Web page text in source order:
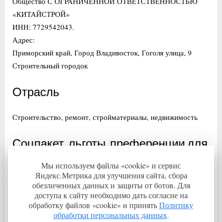
«КИТАЙСТРОЙ»
ИНН: 7729542043.
Адрес:
Приморский край, Город Владивосток, Гоголя улица, 9
Строительный городок
Отрасль
Строительство, ремонт, стройматериалы, недвижимость
Соцпакет, льготы, преференции для
сотрудников
Регион трудоустройства
Приморский край.
Мы используем файлы «cookie» и сервис
Яндекс.Метрика для улучшения сайта, сбора
обезличенных данных и защиты от ботов. Для
доступа к сайту необходимо дать согласие на
обработку файлов «cookie» и принятьПолитику
обработки персональных данных.